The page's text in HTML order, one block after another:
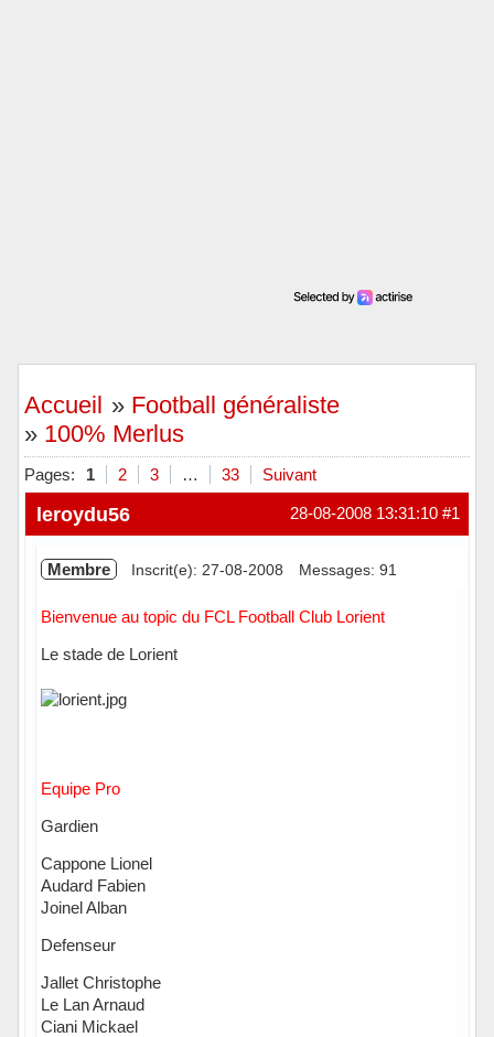
Accueil » Football généraliste
» 100% Merlus
Pages: 1 2 3 … 33 Suivant
#1
28-08-2008 13:31:10
leroydu56
Membre Inscrit(e): 27-08-2008 Messages: 91
Bienvenue au topic du FCL Football Club Lorient
Le stade de Lorient
Equipe Pro
Gardien
Cappone Lionel
Audard Fabien
Joinel Alban
Defenseur
Jallet Christophe
Le Lan Arnaud
Ciani Mickael